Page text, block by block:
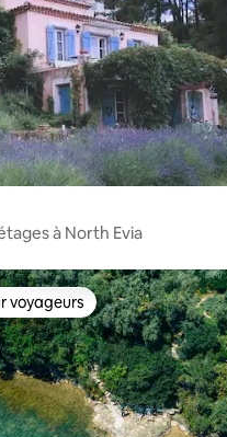
à North Evia
les plus appréciés
voyageurs